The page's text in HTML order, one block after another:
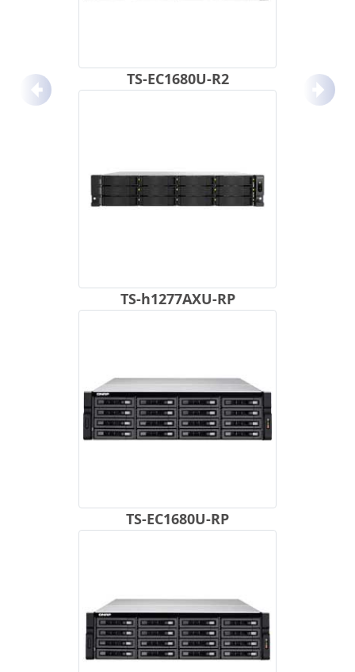
TS-EC1680U-R2
TS-h1277AXU-RP
TS-EC1680U-RP
Anterior